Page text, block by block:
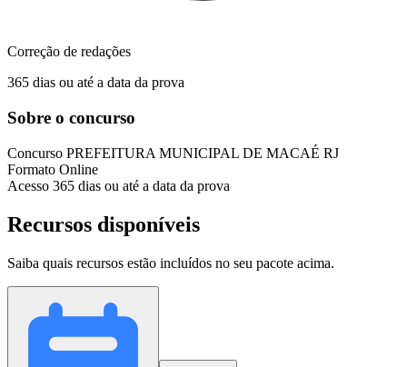
Correção de redações
365 dias ou até a data da prova
Sobre o concurso
Concurso PREFEITURA MUNICIPAL DE MACAÉ RJ
Formato Online
Acesso 365 dias ou até a data da prova
Recursos disponíveis
Saiba quais recursos estão incluídos no seu pacote acima.